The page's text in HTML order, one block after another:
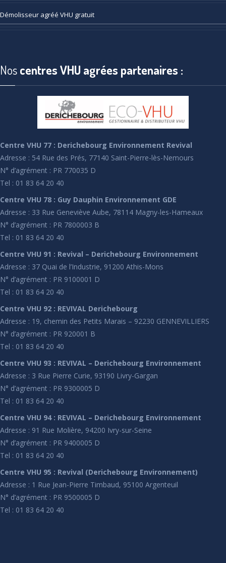
Démolisseur agréé VHU gratuit
Noscentres VHU agrées partenaires :
Centre VHU 77 : Derichebourg Environnement Revival
Adresse : 54 Rue des Prés, 77140 Saint-Pierre-lès-Nemours
N° d’agrément : PR 770035 D
Tel : 01 83 64 20 40
Centre VHU 78 : Guy Dauphin Environnement GDE
Adresse : 33 Rue Geneviève Aube, 78114 Magny-les-Hameaux
N° d’agrément : PR 7800003 B
Tel : 01 83 64 20 40
Centre VHU 91 : Revival – Derichebourg Environnement
Adresse : 37 Quai de l’Industrie, 91200 Athis-Mons
N° d’agrément : PR 9100001 D
Tel : 01 83 64 20 40
Centre VHU 92 : REVIVAL Derichebourg
Adresse : 19, chemin des Petits Marais – 92230 GENNEVILLIERS
N° d’agrément : PR 920001 B
Tel : 01 83 64 20 40
Centre VHU 93 : REVIVAL – Derichebourg Environnement
Adresse : 3 Rue Pierre Curie, 93190 Livry-Gargan
N° d’agrément : PR 9300005 D
Tel : 01 83 64 20 40
Centre VHU 94 : REVIVAL – Derichebourg Environnement
Adresse : 91 Rue Molière, 94200 Ivry-sur-Seine
N° d’agrément : PR 9400005 D
Tel : 01 83 64 20 40
Centre VHU 95 : Revival (Derichebourg Environnement)
Adresse : 1 Rue Jean-Pierre Timbaud, 95100 Argenteuil
N° d’agrément : PR 9500005 D
Tel : 01 83 64 20 40